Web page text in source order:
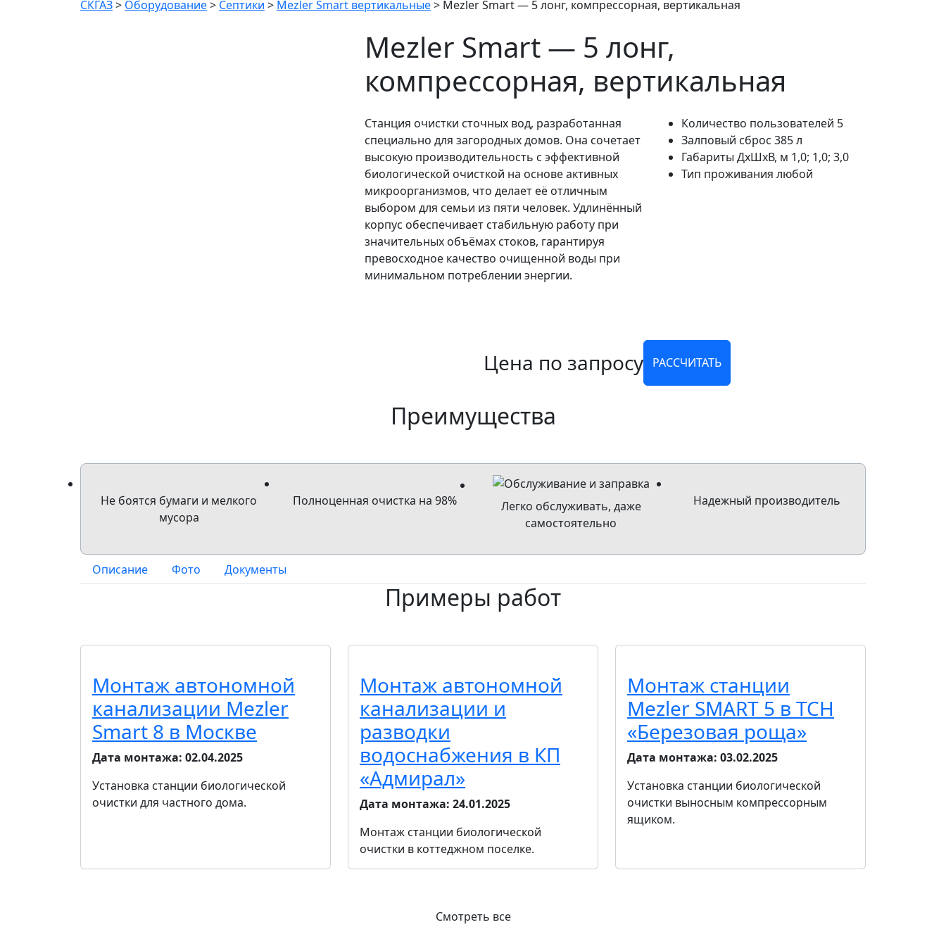
СКГАЗ> Оборудование> Септики > Mezler Smart вертикальные> Mezler Smart — 5 лонг, компрессорная, вертикальная
Mezler Smart — 5 лонг,
компрессорная, вертикальная
Станция очистки сточных вод, разработанная
специально для загородных домов. Она сочетает
высокую производительность с эффективной
биологической очисткой на основе активных
микроорганизмов, что делает её отличным
выбором для семьи из пяти человек. Удлинённый
корпус обеспечивает стабильную работу при
значительных объёмах стоков, гарантируя
превосходное качество очищенной воды при
минимальном потреблении энергии.
Количество пользователей 5
Залповый сброс 385 л
Габариты ДхШхВ, м 1,0; 1,0; 3,0
Тип проживания любой
Цена по запросу РАССЧИТАТЬ
Преимущества
Не боятся бумаги и мелкого
мусора
Полноценная очистка на 98%
Легко обслуживать, даже
самостоятельно
Надежный производитель
Описание Фото Документы
Примеры работ
Монтаж автономной
канализации Mezler
Smart 8 в Москве
Дата монтажа: 02.04.2025
Установка станции биологической
очистки для частного дома.
Монтаж автономной
канализации и
разводки
водоснабжения в КП
«Адмирал»
Дата монтажа: 24.01.2025
Монтаж станции биологической
очистки в коттеджном поселке.
Монтаж станции
Mezler SMART 5 в ТСН
«Березовая роща»
Дата монтажа: 03.02.2025
Установка станции биологической
очистки выносным компрессорным
ящиком.
Смотреть все